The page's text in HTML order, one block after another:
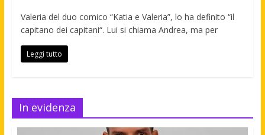
Valeria del duo comico “Katia e Valeria”, lo ha definito “il
capitano dei capitani“. Lui si chiama Andrea, ma per
Leggi tutto
In evidenza